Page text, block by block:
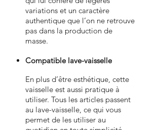
variations et un caractère
authentique que l’on ne retrouve
pas dans la production de
masse.
Compatible lave-vaisselle
En plus d’être esthétique, cette
vaisselle est aussi pratique à
utiliser. Tous les articles passent
au lave-vaisselle, ce qui vous
permet de les utiliser au